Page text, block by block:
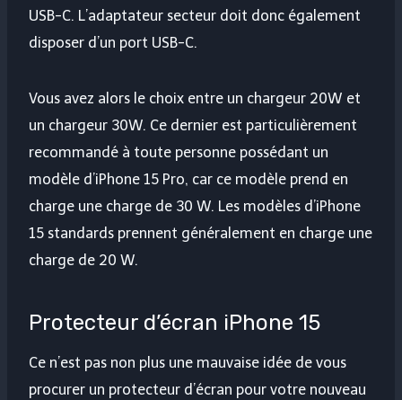
USB-C. L’adaptateur secteur doit donc également
disposer d’un port USB-C.
Vous avez alors le choix entre un chargeur 20W et
un chargeur 30W. Ce dernier est particulièrement
recommandé à toute personne possédant un
modèle d’iPhone 15 Pro, car ce modèle prend en
charge une charge de 30 W. Les modèles d’iPhone
15 standards prennent généralement en charge une
charge de 20 W.
Protecteur d’écran iPhone 15
Ce n’est pas non plus une mauvaise idée de vous
procurer un protecteur d’écran pour votre nouveau